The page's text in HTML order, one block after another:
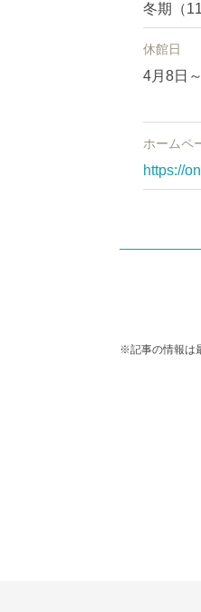
冬期（
休館日
4月8日
ホームペ
https://
※記事の情報は